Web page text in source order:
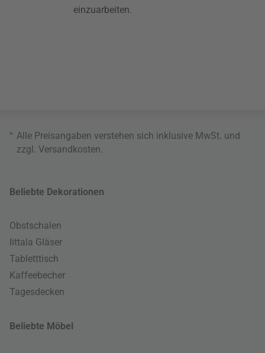
einzuarbeiten.
* Alle Preisangaben verstehen sich inklusive MwSt. und
zzgl. Versandkosten.
Beliebte Dekorationen
Obstschalen
Iittala Gläser
Tabletttisch
Kaffeebecher
Tagesdecken
Beliebte Möbel